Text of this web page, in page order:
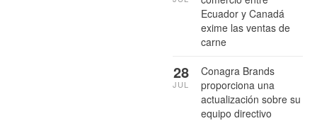
Ecuador y Canadá
exime las ventas de
carne
Conagra Brands
proporciona una
actualización sobre su
equipo directivo
28
JUL